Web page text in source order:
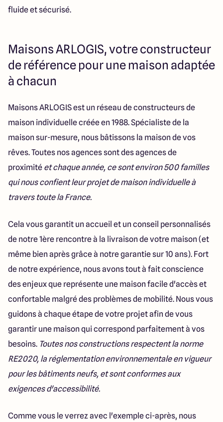
fluide et sécurisé.
Maisons ARLOGIS, votre constructeur
de référence pour une maison adaptée
à chacun
Maisons ARLOGIS est un réseau de constructeurs de
maison individuelle créée en 1988. Spécialiste de la
maison sur-mesure, nous bâtissons la maison de vos
rêves. Toutes nos agences sont des agences de
proximité et chaque année, ce sont environ 500 familles
qui nous confient leur projet de maison individuelle à
travers toute la France.
Cela vous garantit un accueil et un conseil personnalisés
de notre 1ère rencontre à la livraison de votre maison (et
même bien après grâce à notre garantie sur 10 ans). Fort
de notre expérience, nous avons tout à fait conscience
des enjeux que représente une maison facile d'accès et
confortable malgré des problèmes de mobilité. Nous vous
guidons à chaque étape de votre projet afin de vous
garantir une maison qui correspond parfaitement à vos
besoins. Toutes nos constructions respectent la norme
RE2020, la réglementation environnementale en vigueur
pour les bâtiments neufs, et sont conformes aux
exigences d'accessibilité.
Comme vous le verrez avec l'exemple ci-après, nous